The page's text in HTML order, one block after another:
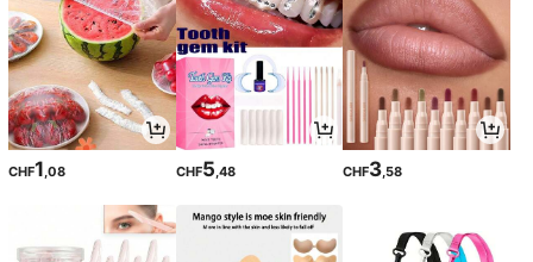
CHF1,08 CHF5,48 CHF3,58